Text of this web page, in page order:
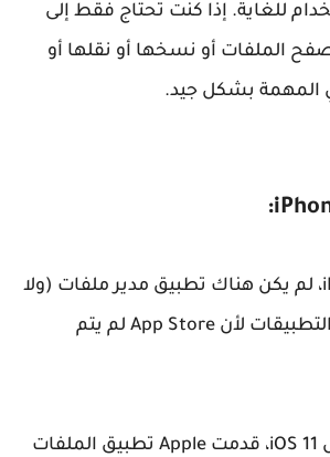
للغاية. إذا كنت تحتاج فقط إلى
الملفات أو نسخها أو نقلها أو
المهمة بشكل جيد.
عندما ظهر iPhone، لم يكن هناك تطبيق مدير ملفات (ولا
يمكنك تثبيت أحد التطبيقات لأن App Store لم يتم
مع نظام التشغيل iOS 11، قدمت Apple تطبيق الملفات